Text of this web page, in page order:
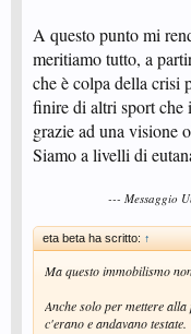
A questo punto mi
meritiamo tutto, a
che è colpa della crisi
finire di altri sport che
grazie ad una visione
Siamo a livelli di
--- Messaggio
eta beta ha scritto: ↑
Ma questo immobilismo
Anche solo per mettere alla
c'erano e andavano testate.